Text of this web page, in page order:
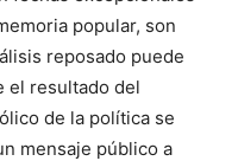
popular, son
reposado puede
el resultado del
de la política se
mensaje público a